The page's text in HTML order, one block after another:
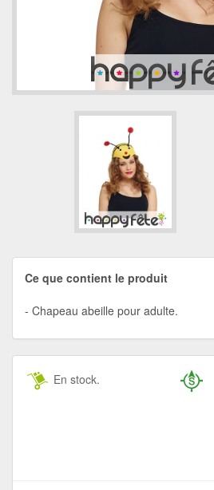
Ce que contient le produit
Chapeau abeille pour adulte.
En stock.